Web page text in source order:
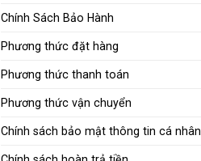
Chính Sách Bảo Hành
Phương thức đặt hàng
Phương thức thanh toán
Phương thức vận chuyển
Chính sách bảo mật thông tin cá nhân